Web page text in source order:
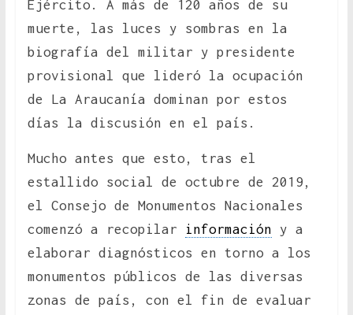
Ejército. A más de 120 años de su
muerte, las luces y sombras en la
biografía del militar y presidente
provisional que lideró la ocupación
de La Araucanía dominan por estos
días la discusión en el país.
Mucho antes que esto, tras el
estallido social de octubre de 2019,
el Consejo de Monumentos Nacionales
comenzó a recopilar
información y a
elaborar diagnósticos en torno a los
monumentos públicos de las diversas
zonas de país, con el fin de evaluar